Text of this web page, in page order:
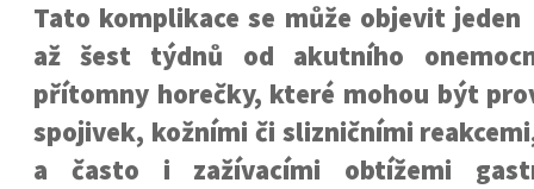
Tato komplikace se může objevit jeden
až šest týdnů od akutního
přítomny horečky, které mohou být
spojivek, kožními či slizničními
a často i zažívacími obtížemi